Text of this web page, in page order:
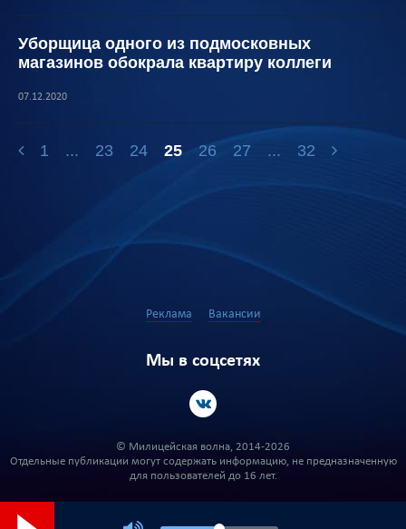
Уборщица одного из подмосковных
магазинов обокрала квартиру коллеги
07.12.2020
1 ... 23 24 25 26 27 ... 32
Реклама Вакансии
Мы в соцсетях
© Милицейская волна, 2014-2026
Отдельные публикации могут содержать информацию, не предназначенную
для пользователей до 16 лет.